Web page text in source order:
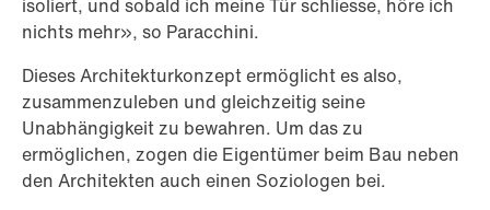
isoliert, und sobald ich meine Tür schliesse, höre ich
nichts mehr», so Paracchini.
Dieses Architekturkonzept ermöglicht es also,
zusammenzuleben und gleichzeitig seine
Unabhängigkeit zu bewahren. Um das zu
ermöglichen, zogen die Eigentümer beim Bau neben
den Architekten auch einen Soziologen bei.